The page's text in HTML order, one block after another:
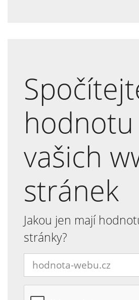
hodnotu
vašich
stránek
Jakou jen mají
stránky?